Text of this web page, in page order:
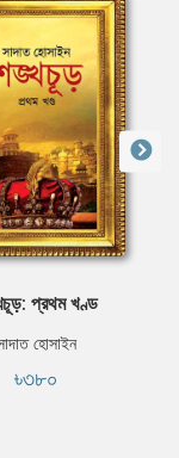
প্রথম খণ্ড
হোসাইন
৳৩৮০